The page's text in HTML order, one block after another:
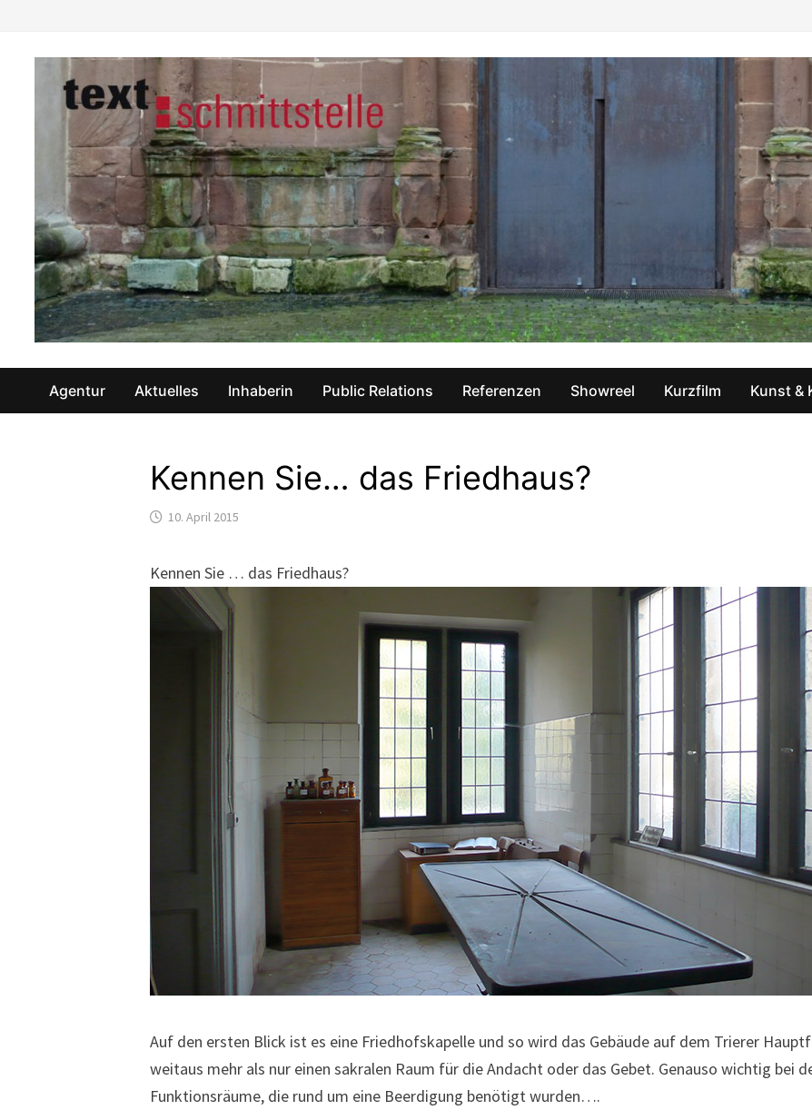
springen
Agentur Aktuelles Inhaberin Public Relations Referenzen Showreel Kurzfilm Kunst &
Kennen Sie… das Friedhaus?
10. April 2015
Kennen Sie … das Friedhaus?
Auf den ersten Blick ist es eine Friedhofskapelle und so wird das Gebäude auf dem Trierer
weitaus mehr als nur einen sakralen Raum für die Andacht oder das Gebet. Genauso wichtig bei
Funktionsräume, die rund um eine Beerdigung benötigt wurden….